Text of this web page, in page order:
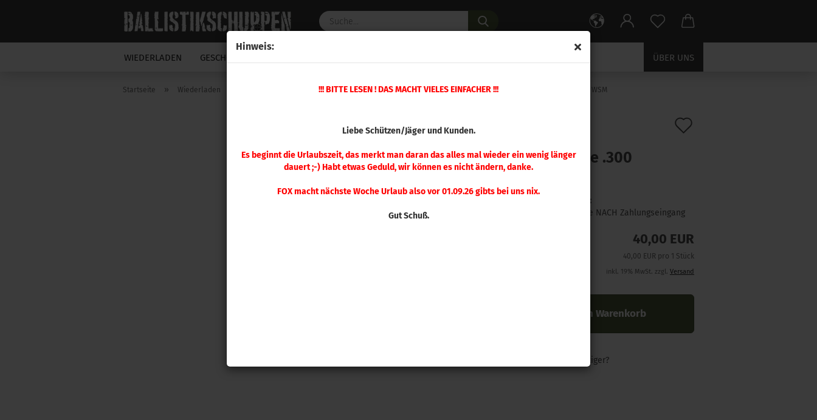
Hinweis:
!!! BITTE LESEN ! DAS MACHT VIELES EINFACHER !!!
Liebe Schützen/Jäger und Kunden.
Es beginnt die Urlaubszeit, das merkt man daran das alles mal wieder ein wenig länger
dauert ;-) Habt etwas Geduld, wir können es nicht ändern, danke.
FOX macht nächste Woche Urlaub also vor 01.09.26 gibts bei uns nix.
Gut Schuß.
WIEDERLADEN GESCHOSSE ÜBER UNS
Startseite » Wiederladen Custom Grade Setzmatrizen » Setzmatrize Langwaffe » Hornady Setzmatrize .300 WSM
Setzmatrize .300
WSM
Lieferzeit:
1 Woche NACH Zahlungseingang
40,00 EUR
40,00 EUR pro 1 Stück
inkl. 19% MwSt. zzgl. Versand
In den Warenkorb
Woanders günstiger?